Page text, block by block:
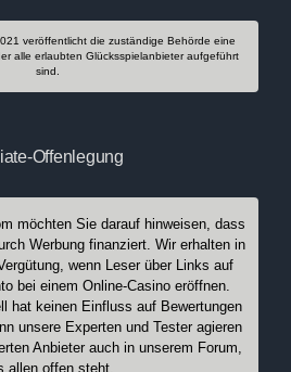
veröffentlicht die zuständige Behörde eine
alle erlaubten Glücksspielanbieter aufgeführt
sind.
Offenlegung
möchten Sie darauf hinweisen, dass
Werbung finanziert. Wir erhalten in
wenn Leser über Links auf
bei einem Online-Casino eröffnen.
hat keinen Einfluss auf Bewertungen
unsere Experten und Tester agieren
Anbieter auch in unserem Forum,
allen offen steht.